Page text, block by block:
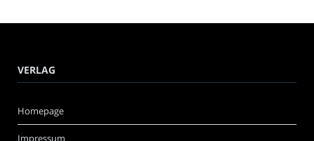
VERLAG
Homepage
Impressum